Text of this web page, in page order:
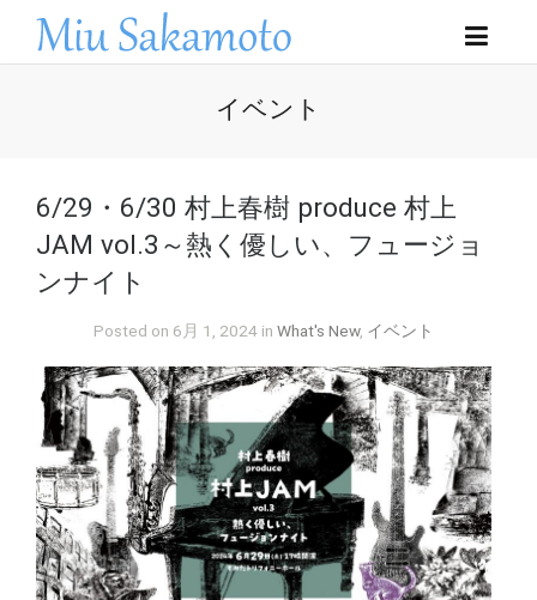
イベント
6/29・6/30 村上春樹 produce 村上
JAM vol.3～熱く優しい、フュージョ
ンナイト
Posted on 6月 1, 2024 inWhat's New, イベント